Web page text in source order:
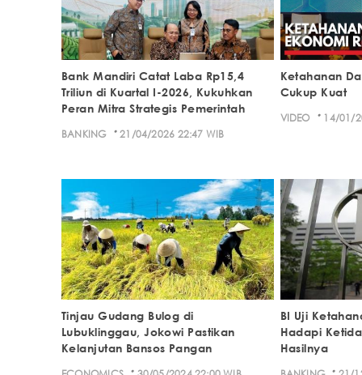
Bank Mandiri Catat Laba Rp15,4
Triliun di Kuartal I-2026, Kukuhkan
Peran Mitra Strategis Pemerintah
BANKING · 21/04/2026 22:47 WIB
Ketahanan
Cukup Kuat
VIDEO · 14/01/
Tinjau Gudang Bulog di
Lubuklinggau, Jokowi Pastikan
Kelanjutan Bansos Pangan
·
BI Uji
Hadapi
Hasilnya
·